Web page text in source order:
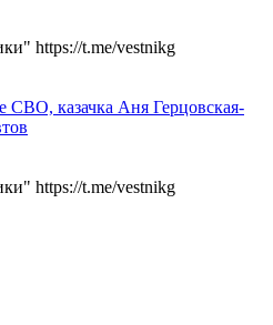
https://t.me/vestnikg
СВО, казачка Аня Герцовская-
https://t.me/vestnikg